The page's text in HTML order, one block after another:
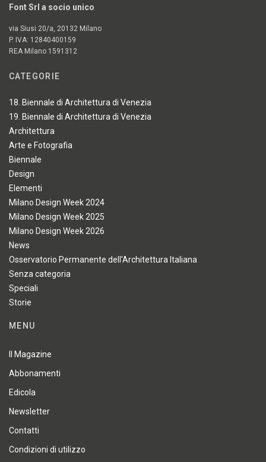
Font Srl a socio unico
via Siusi 20/a, 20132 Milano
P. IVA: 12840400159
REA Milano 1591312
CATEGORIE
18. Biennale di Architettura di Venezia
19. Biennale di Architettura di Venezia
Architettura
Arte e Fotografia
Biennale
Design
Elementi
Milano Design Week 2024
Milano Design Week 2025
Milano Design Week 2026
News
Osservatorio Permanente dell'Architettura Italiana
Senza categoria
Speciali
Storie
MENU
Il Magazine
Abbonamenti
Edicola
Newsletter
Contatti
Condizioni di utilizzo